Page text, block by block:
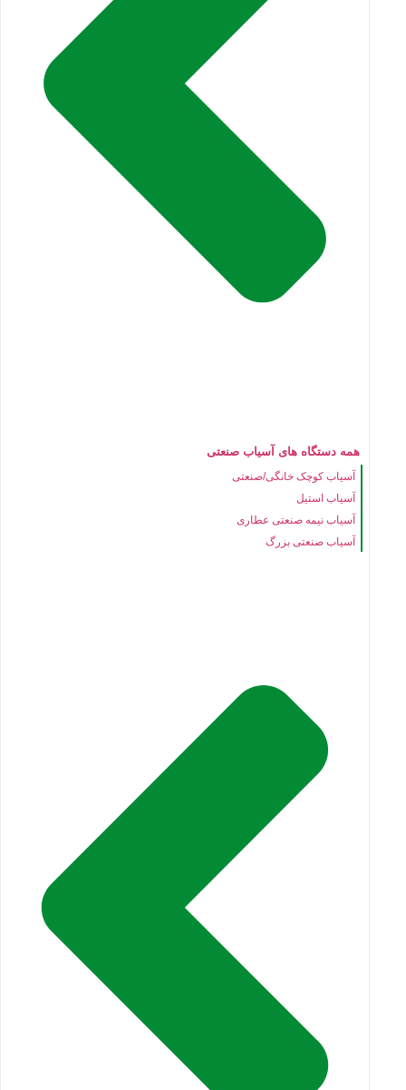
همه دستگاه های آسیاب صنعتی
آسیاب کوچک خانگی/صنعتی
آسیاب استیل
آسیاب نیمه صنعتی عطاری
آسیاب صنعتی بزرگ